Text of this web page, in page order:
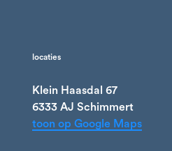
locaties
Klein Haasdal 67
6333 AJ Schimmert
toon op Google Maps